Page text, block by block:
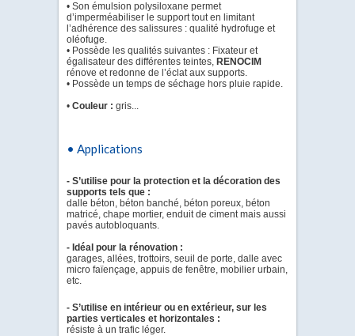
• Son émulsion polysiloxane permet
d’imperméabiliser le support tout en limitant
l’adhérence des salissures : qualité hydrofuge et
oléofuge.
• Possède les qualités suivantes : Fixateur et
égalisateur des différentes teintes, RENOCIM
rénove et redonne de l’éclat aux supports.
• Possède un temps de séchage hors pluie rapide.
• Couleur : gris...
• Applications
- S’utilise pour la protection et la décoration des
supports tels que :
dalle béton, béton banché, béton poreux, béton
matricé, chape mortier, enduit de ciment mais aussi
pavés autobloquants.
- Idéal pour la rénovation :
garages, allées, trottoirs, seuil de porte, dalle avec
micro faïençage, appuis de fenêtre, mobilier urbain,
etc.
- S’utilise en intérieur ou en extérieur, sur les
parties verticales et horizontales :
résiste à un trafic léger.